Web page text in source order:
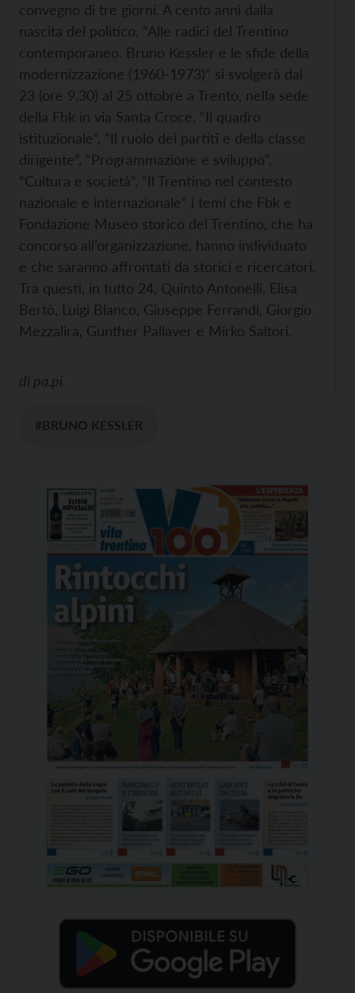
convegno di tre giorni. A cento anni dalla
nascita del politico, “Alle radici del Trentino
contemporaneo. Bruno Kessler e le sfide della
modernizzazione (1960-1973)” si svolgerà dal
23 (ore 9,30) al 25 ottobre a Trento, nella sede
della Fbk in via Santa Croce. “Il quadro
istituzionale”, “Il ruolo dei partiti e della classe
dirigente”, “Programmazione e sviluppo”,
“Cultura e società”, “Il Trentino nel contesto
nazionale e internazionale” i temi che Fbk e
Fondazione Museo storico del Trentino, che ha
concorso all’organizzazione, hanno individuato
e che saranno affrontati da storici e ricercatori.
Tra questi, in tutto 24, Quinto Antonelli, Elisa
Bertò, Luigi Blanco, Giuseppe Ferrandi, Giorgio
Mezzalira, Gunther Pallaver e Mirko Saltori.
di pa.pi.
#BRUNO KESSLER